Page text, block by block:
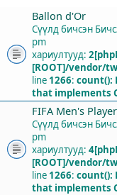
Ballon d'Or
Сүүлд бичсэн
pm
хариултууд: 2
[ROOT]/vendor/
line 1266: count():
that implements
FIFA Men's Player
Сүүлд бичсэн
pm
хариултууд: 4
[ROOT]/vendor/
line 1266: count():
that implements